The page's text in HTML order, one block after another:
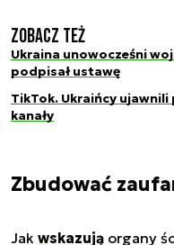
Zobacz też
Ukraina unowocześni
podpisał ustawę
TikTok. Ukraińcy
kanały
Zbudować
Jak wskazują organy